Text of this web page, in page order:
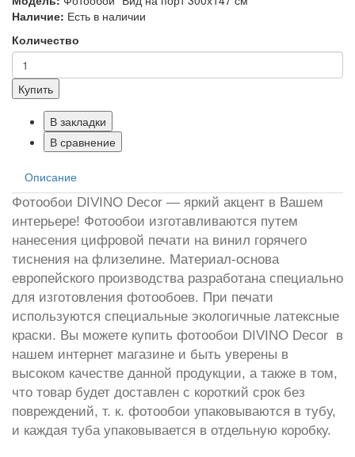
Наличие: Есть в наличии
Количество
Купить
В закладки
В сравнение
Описание
Фотообои DIVINO Decor — яркий акцент в Вашем
интерьере! Фотообои изготавливаются путем
нанесения цифровой печати на винил горячего
тиснения на флизелине. Материал-основа
европейского производства разработана специально
для изготовления фотообоев. При печати
используются специальные экологичные латексные
краски. Вы можете купить фотообои DIVINO Decor в
нашем интернет магазине и быть уверены в
высоком качестве данной продукции, а также в том,
что товар будет доставлен с короткий срок без
повреждений, т. к. фотообои упаковываются в тубу,
и каждая туба упаковывается в отдельную коробку.